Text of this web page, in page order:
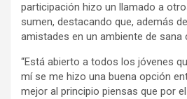
participación hizo un llamado a
sumen, destacando que, además
amistades en un ambiente de sana
“Está abierto a todos los jóvenes
mí se me hizo una buena opción
mejor al principio piensas que por